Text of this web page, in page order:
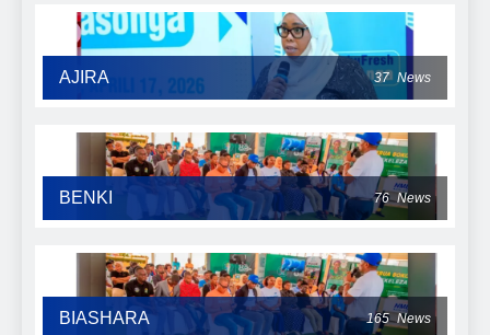
AJIRA 37 News
BENKI 76 News
BIASHARA 165 News